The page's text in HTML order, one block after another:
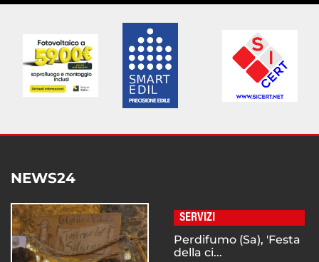
NEWS24
SERVIZI
Perdifumo (Sa), 'Festa
della ci...